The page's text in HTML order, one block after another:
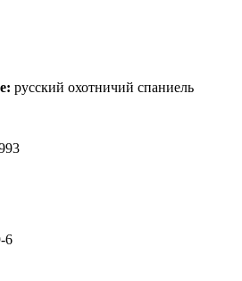
русский охотничий спаниель
6